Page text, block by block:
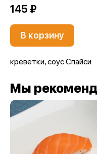
145 ₽
В корзину
креветки, соус Спайси
Мы